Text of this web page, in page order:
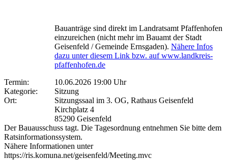
Bauanträge sind direkt im Landratsamt Pfaffenhofen
einzureichen (nicht mehr im Bauamt der Stadt
Geisenfeld / Gemeinde Ernsgaden). Nähere Infos
dazu unter diesem Link bzw. auf www.landkreis-
pfaffenhofen.de
Termin:
10.06.2026 19:00 Uhr
Kategorie:
Sitzung
Ort:
Sitzungssaal im 3. OG, Rathaus Geisenfeld
Kirchplatz 4
85290 Geisenfeld
Der Bauausschuss tagt. Die Tagesordnung entnehmen Sie bitte dem
Ratsinformationssystem.
Nähere Informationen unter
https://ris.komuna.net/geisenfeld/Meeting.mvc